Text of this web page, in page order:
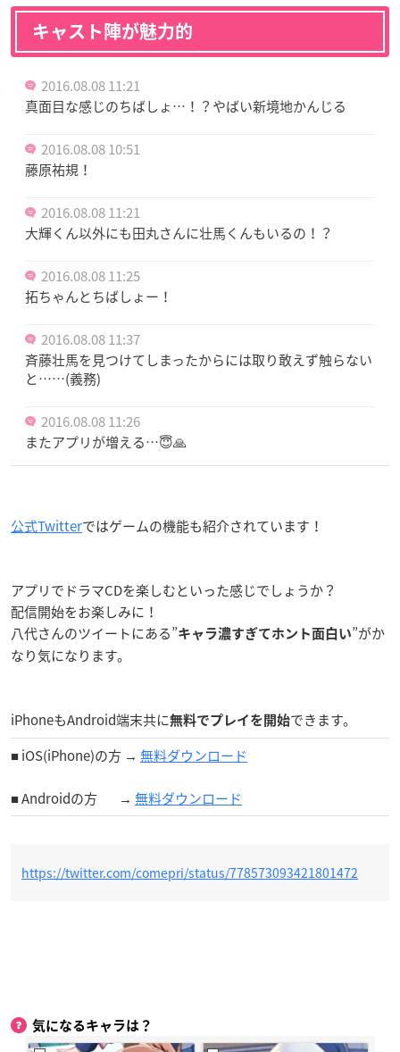
キャスト陣が魅力的
2016.08.08 11:21
真面目な感じのちばしょ…！？やばい新境地かんじる
2016.08.08 10:51
藤原祐規！
2016.08.08 11:21
大輝くん以外にも田丸さんに壮馬くんもいるの！？
2016.08.08 11:25
拓ちゃんとちばしょー！
2016.08.08 11:37
斉藤壮馬を見つけてしまったからには取り敢えず触らない
と……(義務)
2016.08.08 11:26
またアプリが増える…😇🙏
公式Twitterではゲームの機能も紹介されています！
アプリでドラマCDを楽しむといった感じでしょうか？
配信開始をお楽しみに！
八代さんのツイートにある”キャラ濃すぎてホント面白い”がか
なり気になります。
iPhoneもAndroid端末共に無料でプレイを開始できます。
■ iOS(iPhone)の方 → 無料ダウンロード
■ Androidの方 → 無料ダウンロード
https://twitter.com/comepri/status/778573093421801472
気になるキャラは？